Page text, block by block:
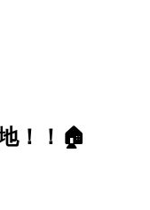
！！🏠